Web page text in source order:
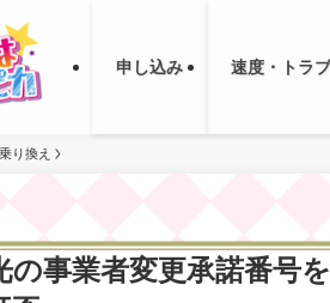
申し込み 速度・トラ
り換え
の事業者変更承諾番号